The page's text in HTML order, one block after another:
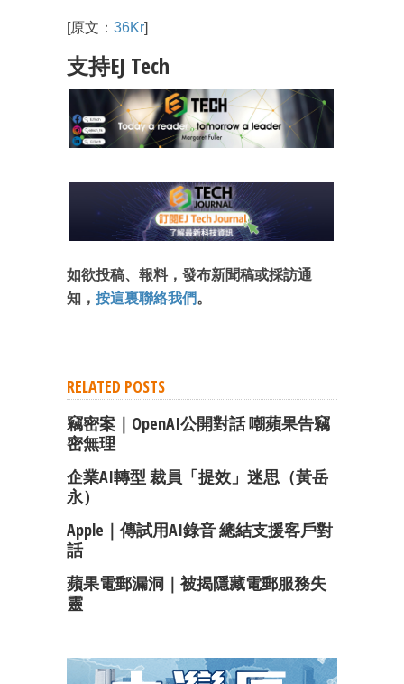
[原文： 36Kr]
支持EJ Tech
如欲投稿、報料，發布新聞稿或採訪通
知， 按這裏聯絡我們。
RELATED POSTS
竊密案｜OpenAI公開對話 嘲蘋果告竊
密無理
企業AI轉型 裁員「提效」迷思（黃岳
永）
Apple｜傳試用AI錄音 總結支援客戶對
話
蘋果電郵漏洞｜被揭隱藏電郵服務失
靈
箱！